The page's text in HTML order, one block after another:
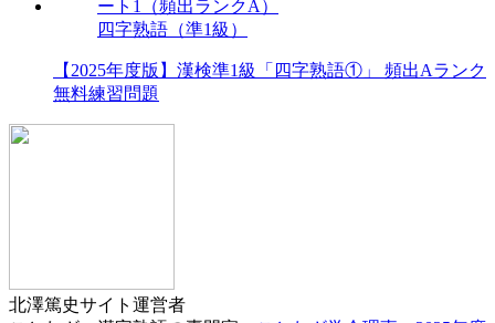
四字熟語（準1級）
【2025年度版】漢検準1級「四字熟語①」 頻出Aランク
無料練習問題
北澤篤史サイト運営者